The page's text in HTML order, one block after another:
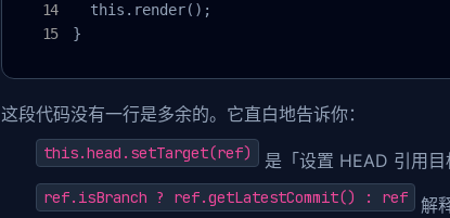
  this.render();
}
这段代码没有一行是多余的。它直白地告诉你：
this.head.setTarget(ref) 是「设置 HEAD 引用目
ref.isBranch ? ref.getLatestCommit() : ref 解